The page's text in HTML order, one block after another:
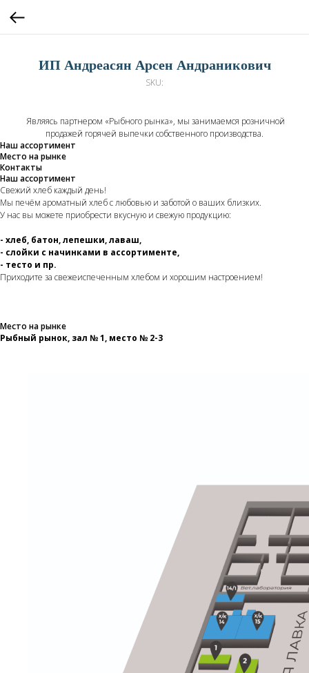
ИП Андреасян Арсен Андраникович
SKU:
Являясь партнером «Рыбного рынка», мы занимаемся розничной
продажей горячей выпечки собственного производства.
Наш ассортимент
Место на рынке
Контакты
Наш ассортимент
Свежий хлеб каждый день!
Мы печём ароматный хлеб с любовью и заботой о ваших близких.
У нас вы можете приобрести вкусную и свежую продукцию:
- хлеб, батон, лепешки, лаваш,
- слойки с начинками в ассортименте,
- тесто и пр.
Приходите за свежеиспеченным хлебом и хорошим настроением!
Место на рынке
Рыбный рынок, зал № 1, место № 2-3